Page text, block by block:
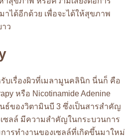
าได้อีกด้วย เพื่อจะได้ให้สุขภาพ
ว
บเรื่องผิวที่เมลามูนคลินิก นี่นก็ คือ
หรือ Nicotinamide Adenine
ธ์ของวิตามินบี 3 ซึ่งเป็นสารสำคัญ
ซลล์ มีความสำคัญในกระบวนการ
ารทำงานของเซลล์ที่เกิดขึ้นมาใหม่